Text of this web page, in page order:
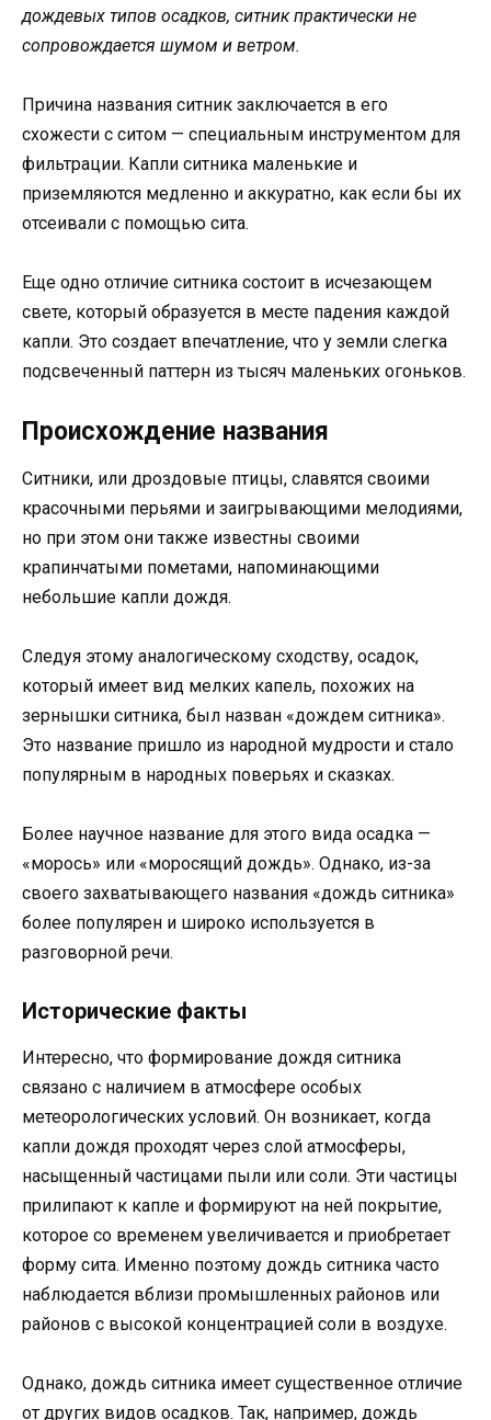
дождевых типов осадков, ситник практически не
сопровождается шумом и ветром.
Причина названия ситник заключается в его
схожести с ситом — специальным инструментом для
фильтрации. Капли ситника маленькие и
приземляются медленно и аккуратно, как если бы их
отсеивали с помощью сита.
Еще одно отличие ситника состоит в исчезающем
свете, который образуется в месте падения каждой
капли. Это создает впечатление, что у земли слегка
подсвеченный паттерн из тысяч маленьких огоньков.
Происхождение названия
Ситники, или дроздовые птицы, славятся своими
красочными перьями и заигрывающими мелодиями,
но при этом они также известны своими
крапинчатыми пометами, напоминающими
небольшие капли дождя.
Следуя этому аналогическому сходству, осадок,
который имеет вид мелких капель, похожих на
зернышки ситника, был назван «дождем ситника».
Это название пришло из народной мудрости и стало
популярным в народных поверьях и сказках.
Более научное название для этого вида осадка —
«морось» или «моросящий дождь». Однако, из-за
своего захватывающего названия «дождь ситника»
более популярен и широко используется в
разговорной речи.
Исторические факты
Интересно, что формирование дождя ситника
связано с наличием в атмосфере особых
метеорологических условий. Он возникает, когда
капли дождя проходят через слой атмосферы,
насыщенный частицами пыли или соли. Эти частицы
прилипают к капле и формируют на ней покрытие,
которое со временем увеличивается и приобретает
форму сита. Именно поэтому дождь ситника часто
наблюдается вблизи промышленных районов или
районов с высокой концентрацией соли в воздухе.
Однако, дождь ситника имеет существенное отличие
от других видов осадков. Так, например, дождь